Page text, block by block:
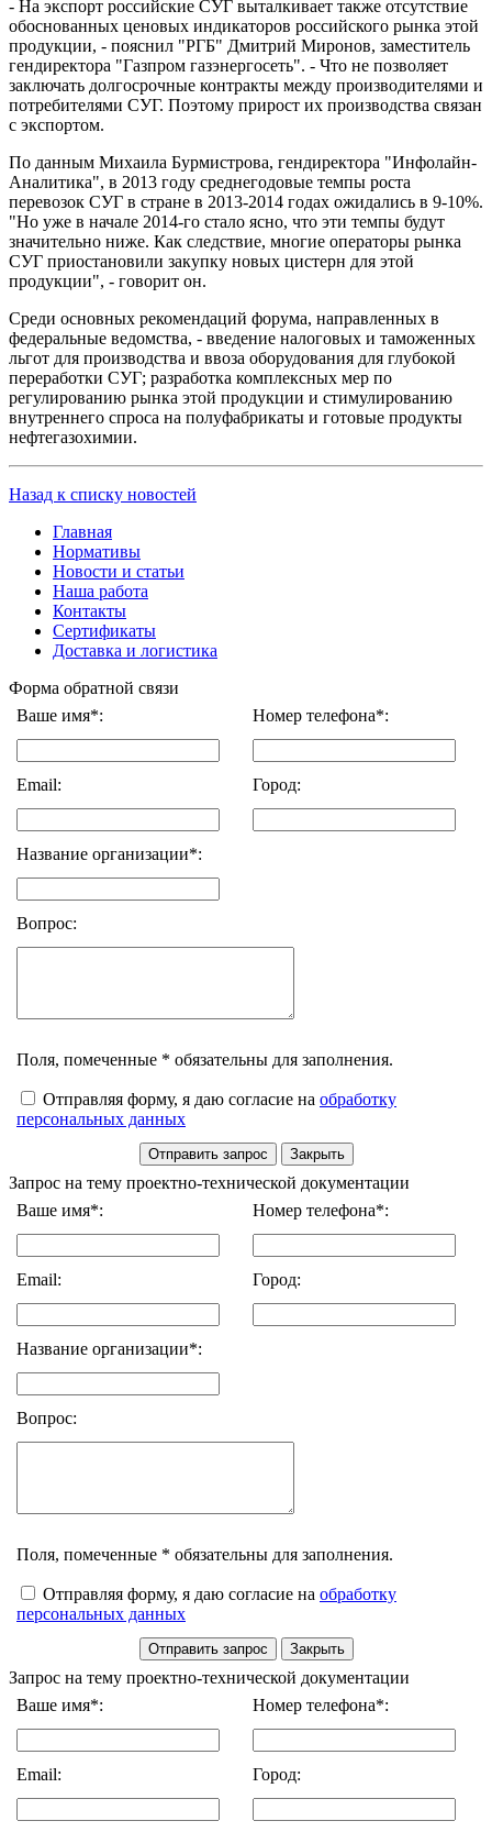
- На экспорт российские СУГ выталкивает также отсутствие
обоснованных ценовых индикаторов российского рынка этой
продукции, - пояснил "РГБ" Дмитрий Миронов, заместитель
гендиректора "Газпром газэнергосеть". - Что не позволяет
заключать долгосрочные контракты между производителями и
потребителями СУГ. Поэтому прирост их производства связан
с экспортом.
По данным Михаила Бурмистрова, гендиректора "Инфолайн-
Аналитика", в 2013 году среднегодовые темпы роста
перевозок СУГ в стране в 2013-2014 годах ожидались в 9-10%.
"Но уже в начале 2014-го стало ясно, что эти темпы будут
значительно ниже. Как следствие, многие операторы рынка
СУГ приостановили закупку новых цистерн для этой
продукции", - говорит он.
Среди основных рекомендаций форума, направленных в
федеральные ведомства, - введение налоговых и таможенных
льгот для производства и ввоза оборудования для глубокой
переработки СУГ; разработка комплексных мер по
регулированию рынка этой продукции и стимулированию
внутреннего спроса на полуфабрикаты и готовые продукты
нефтегазохимии.
Назад к списку новостей
Главная
Нормативы
Новости и статьи
Наша работа
Контакты
Сертификаты
Доставка и логистика
Форма обратной связи
Ваше имя*:
Номер телефона*:
Email: Город:
Название организации*:
Вопрос:
Поля, помеченные * обязательны для заполнения.
Отправляя форму, я даю согласие на обработку
персональных данных
Запрос на тему проектно-технической документации
Ваше имя*:
Номер телефона*:
Email: Город:
Название организации*:
Вопрос:
Поля, помеченные * обязательны для заполнения.
Отправляя форму, я даю согласие на обработку
персональных данных
Запрос на тему проектно-технической документации
Ваше имя*:
Номер телефона*:
Email: Город: